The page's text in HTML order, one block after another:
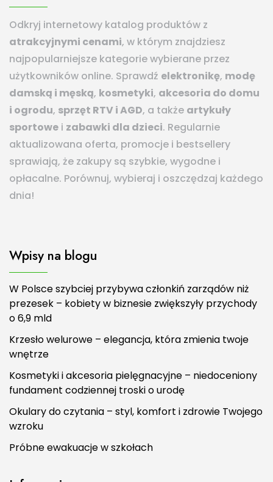
Odkryj internetowy katalog produktów z
atrakcyjnymi cenami, w którym znajdziesz
najpopularniejsze kategorie wybierane przez
użytkowników online. Sprawdź elektronikę, modę
damską i męską, kosmetyki, akcesoria do domu
i ogrodu, sprzęt RTV i AGD, a także artykuły
sportowe i zabawki dla dzieci. Regularnie
aktualizowana oferta, promocje i bestsellery
sprawiają, że zakupy są szybkie, wygodne i
opłacalne. Porównuj, wybieraj i oszczędzaj każdego
dnia!
Wpisy na blogu
W Polsce szybciej przybywa członkiń zarządów niż
prezesek – kobiety w biznesie zwiększyły przychody
o 6,9 mld
Krzesło welurowe – elegancja, która zmienia twoje
wnętrze
Kosmetyki i akcesoria pielęgnacyjne – niedoceniony
fundament codziennej troski o urodę
Okulary do czytania – styl, komfort i zdrowie Twojego
wzroku
Próbne ewakuacje w szkołach